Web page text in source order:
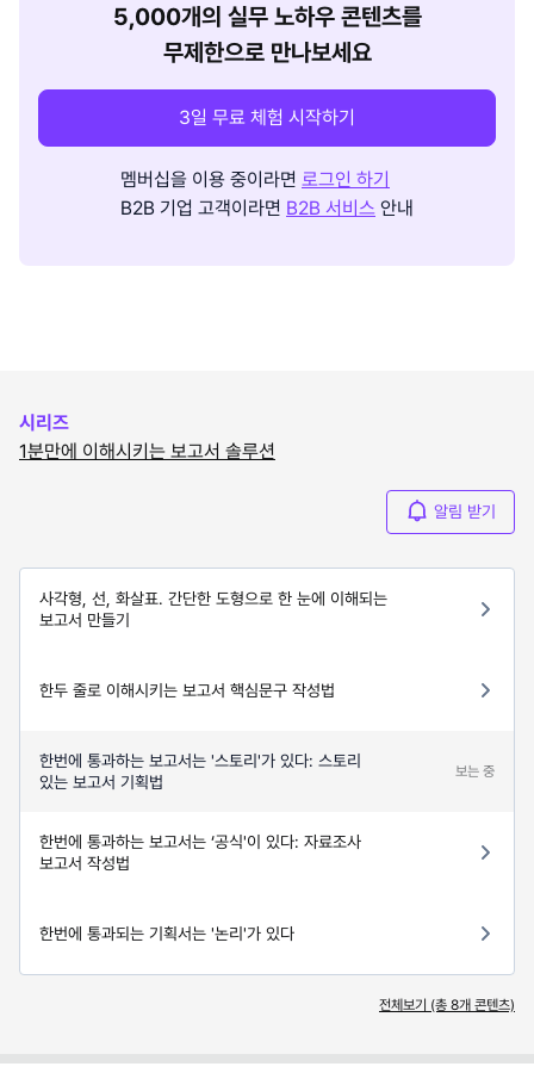
5,000개의 실무 노하우 콘텐츠를
무제한으로 만나보세요
3일 무료 체험 시작하기
멤버십을 이용 중이라면 로그인 하기
B2B 기업 고객이라면 B2B 서비스 안내
시리즈
1분만에 이해시키는 보고서 솔루션
알림 받기
사각형, 선, 화살표. 간단한 도형으로 한 눈에 이해되는
보고서 만들기
한두 줄로 이해시키는 보고서 핵심문구 작성법
한번에 통과하는 보고서는 '스토리'가 있다: 스토리
있는 보고서 기획법
보는 중
한번에 통과하는 보고서는 ‘공식'이 있다: 자료조사
보고서 작성법
한번에 통과되는 기획서는 '논리'가 있다
전체보기 (총 8개 콘텐츠)